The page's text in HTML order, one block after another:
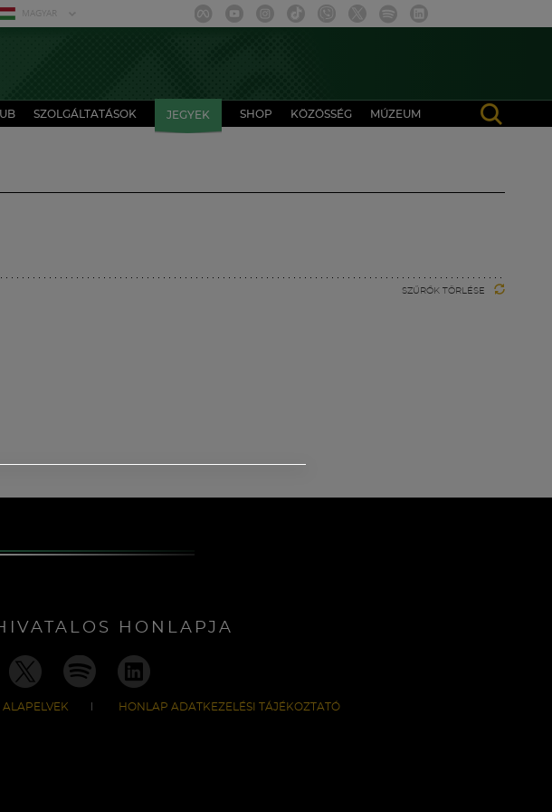
MAGYAR
SZOLGÁLTATÁSOK JEGYEK SHOP KÖZÖSSÉG MÚZEUM
SZŰRŐK TÖRLÉSE
HONLAPJA
HONLAP ADATKEZELÉSI TÁJÉKOZTATÓ